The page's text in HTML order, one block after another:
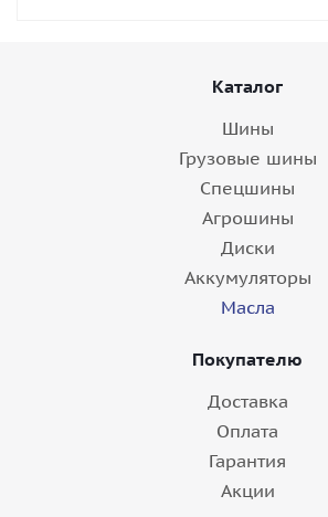
Каталог
Шины
Грузовые шины
Спецшины
Агрошины
Диски
Аккумуляторы
Масла
Покупателю
Доставка
Оплата
Гарантия
Акции